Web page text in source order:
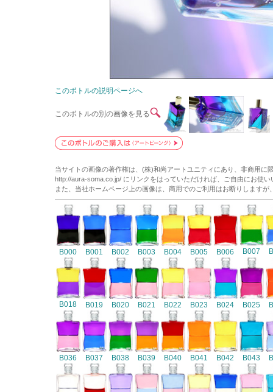
このボトルの説明ページへ
このボトルの別の画像を見る
当サイトの画像の著作権は、(株)和尚アートユニティにあり、非商用
http://aura-soma.co.jp/ にリンクをはっていただければ、ご自由にお使い
また、当社ホームページ上の画像は、商用でのご利用はお断りします
B000 B001 B002 B003 B004 B005 B006 B007
B018 B019 B020 B021 B022 B023 B024 B025
B036 B037 B038 B039 B040 B041 B042 B043